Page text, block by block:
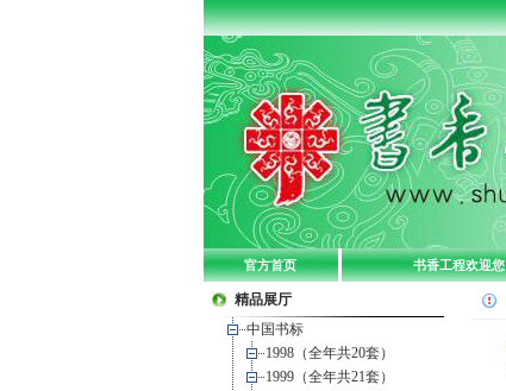
官方首页 书香工程欢迎您
精品展厅
中国书标
1998（全年共20套）
1999（全年共21套）